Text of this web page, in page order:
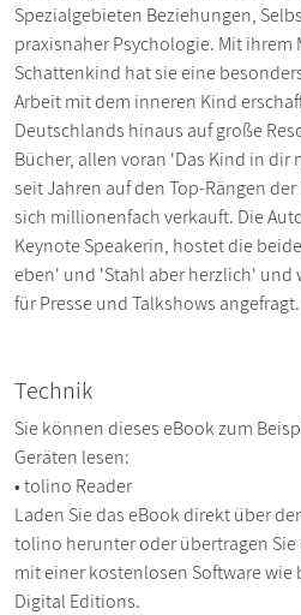
Spezialgebieten Beziehungen,
praxisnaher Psychologie. Mit
Schattenkind hat sie eine
Arbeit mit dem inneren Kind
Deutschlands hinaus auf große
Bücher, allen voran 'Das Kind in dir
seit Jahren auf den Top-Rängen
sich millionenfach verkauft. Die
Keynote Speakerin, hostet die
eben' und 'Stahl aber herzlich' und
für Presse und Talkshows angefragt.
Technik
Sie können dieses eBook zum
Geräten lesen:
• tolino Reader
Laden Sie das eBook direkt über
tolino herunter oder übertragen
mit einer kostenlosen Software wie
Digital Editions.